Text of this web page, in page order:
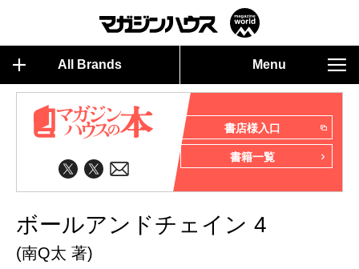
All Brands Menu
書店様入口
書籍一覧
ボールアンドチェイン 4
(南Q太 著)